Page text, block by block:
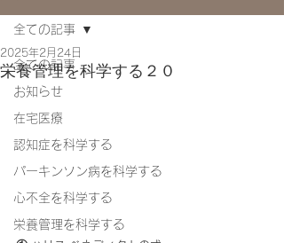
全ての記事
お知らせ
在宅医療
認知症を科学する
パーキンソン病を科学する
心不全を科学する
栄養管理を科学する
全ての記事
栄養管理を科学する２０
2025年2月24日